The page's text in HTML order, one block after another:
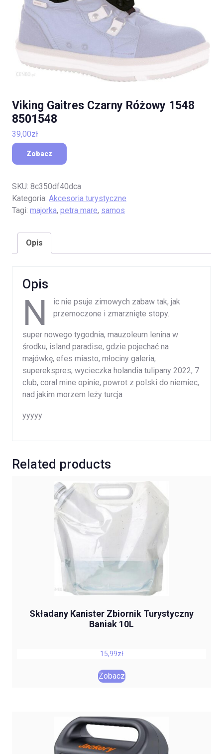
Viking Gaitres Czarny Różowy 1548
8501548
39,00zł
Zobacz
SKU: 8c350df40dca
Kategoria: Akcesoria turystyczne
Tagi: majorka, petra mare, samos
Opis
Opis
N
ic nie psuje zimowych zabaw tak, jak
przemoczone i zmarznięte stopy.
super nowego tygodnia, mauzoleum lenina w
środku, island paradise, gdzie pojechać na
majówkę, efes miasto, młociny galeria,
superekspres, wycieczka holandia tulipany 2022, 7
club, coral mine opinie, powrot z polski do niemiec,
nad jakim morzem leży turcja
yyyyy
Related products
Składany Kanister Zbiornik Turystyczny
Baniak 10L
15,99zł
Zobacz